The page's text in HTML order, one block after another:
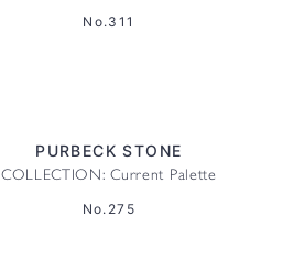
No.311
PURBECK STONE
COLLECTION: Current Palette
No.275